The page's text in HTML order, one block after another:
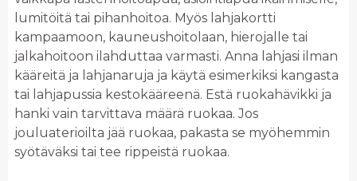
lumitöitä tai pihanhoitoa. Myös lahjakortti
kampaamoon, kauneushoitolaan, hierojalle tai
jalkahoitoon ilahduttaa varmasti. Anna lahjasi ilman
kääreitä ja lahjanaruja ja käytä esimerkiksi kangasta
tai lahjapussia kestokääreenä. Estä ruokahävikki ja
hanki vain tarvittava määrä ruokaa. Jos
jouluaterioilta jää ruokaa, pakasta se myöhemmin
syötäväksi tai tee rippeistä ruokaa.